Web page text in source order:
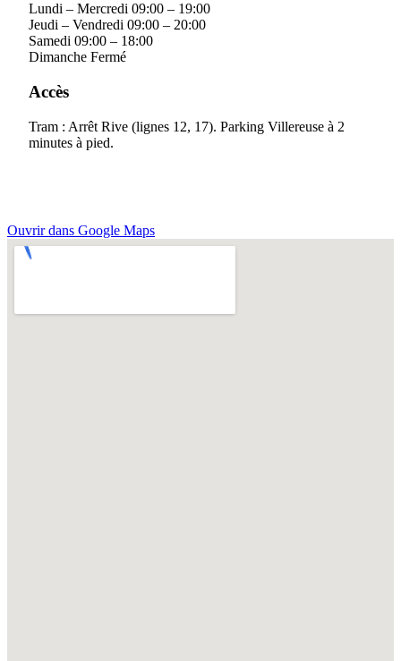
Lundi – Mercredi 09:00 – 19:00
Jeudi – Vendredi 09:00 – 20:00
Samedi 09:00 – 18:00
Dimanche Fermé
Accès
Tram : Arrêt Rive (lignes 12, 17). Parking Villereuse à 2
minutes à pied.
Ouvrir dans Google Maps